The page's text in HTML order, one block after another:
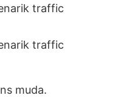
traffic
traffic
muda.